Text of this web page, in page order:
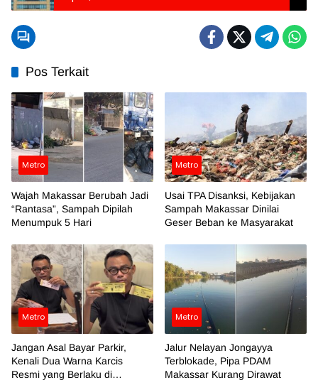
Pos Terkait
Metro
Wajah Makassar Berubah Jadi
“Rantasa”, Sampah Dipilah
Menumpuk 5 Hari
Metro
Usai TPA Disanksi, Kebijakan
Sampah Makassar Dinilai
Geser Beban ke Masyarakat
Metro
Jangan Asal Bayar Parkir,
Kenali Dua Warna Karcis
Resmi yang Berlaku di
Metro
Jalur Nelayan Jongayya
Terblokade, Pipa PDAM
Makassar Kurang Dirawat